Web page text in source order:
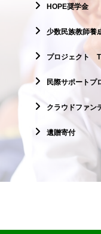
HOPE奨学金
少数民族教師養
プロジェクト
民際サポートプ
クラウドファン
遺贈寄付